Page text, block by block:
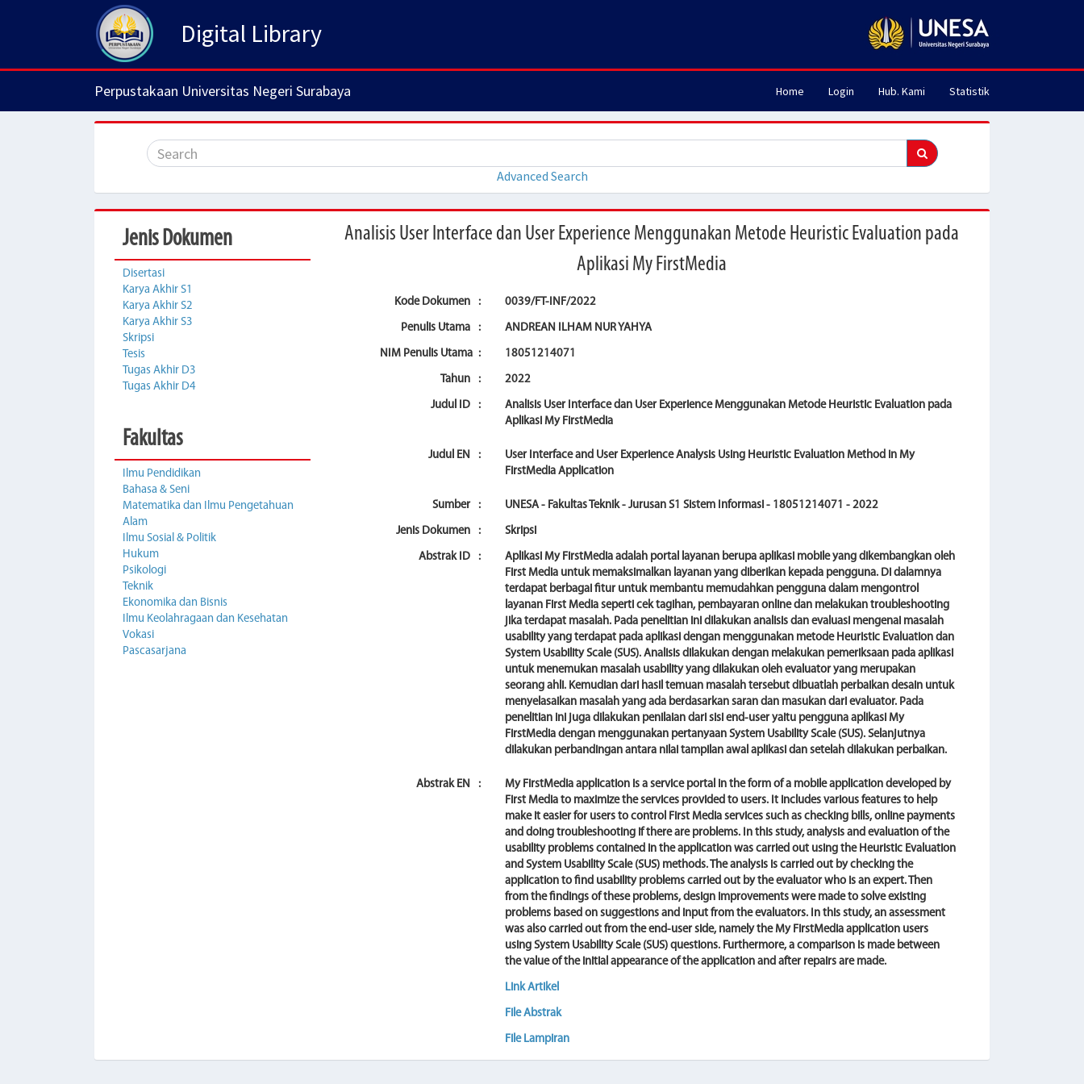
Digital Library
Perpustakaan Universitas Negeri Surabaya Home Login Hub. Kami Statistik
Advanced Search
Jenis Dokumen
Disertasi
Karya Akhir S1
Karya Akhir S2
Karya Akhir S3
Skripsi
Tesis
Tugas Akhir D3
Tugas Akhir D4
Fakultas
Ilmu Pendidikan
Bahasa & Seni
Matematika dan Ilmu Pengetahuan
Alam
Ilmu Sosial & Politik
Hukum
Psikologi
Teknik
Ekonomika dan Bisnis
Ilmu Keolahragaan dan Kesehatan
Vokasi
Pascasarjana
Analisis User Interface dan User Experience Menggunakan Metode Heuristic Evaluation pada
Aplikasi My FirstMedia
Kode Dokumen : 0039/FT-INF/2022
Penulis Utama : ANDREAN ILHAM NUR YAHYA
NIM Penulis Utama : 18051214071
Tahun : 2022
Judul ID :
Analisis User Interface dan User Experience Menggunakan Metode Heuristic Evaluation pada
Aplikasi My FirstMedia
Judul EN :
User Interface and User Experience Analysis Using Heuristic Evaluation Method in My
FirstMedia Application
Sumber : UNESA - Fakultas Teknik - Jurusan S1 Sistem Informasi - 18051214071 - 2022
Jenis Dokumen : Skripsi
Abstrak ID :
Aplikasi My FirstMedia adalah portal layanan berupa aplikasi mobile yang dikembangkan oleh
First Media untuk memaksimalkan layanan yang diberikan kepada pengguna. Di dalamnya
terdapat berbagai fitur untuk membantu memudahkan pengguna dalam mengontrol
layanan First Media seperti cek tagihan, pembayaran online dan melakukan troubleshooting
jika terdapat masalah. Pada penelitian ini dilakukan analisis dan evaluasi mengenai masalah
usability yang terdapat pada aplikasi dengan menggunakan metode Heuristic Evaluation dan
System Usability Scale (SUS). Analisis dilakukan dengan melakukan pemeriksaan pada aplikasi
untuk menemukan masalah usability yang dilakukan oleh evaluator yang merupakan
seorang ahli. Kemudian dari hasil temuan masalah tersebut dibuatlah perbaikan desain untuk
menyelasaikan masalah yang ada berdasarkan saran dan masukan dari evaluator. Pada
penelitian ini juga dilakukan penilaian dari sisi end-user yaitu pengguna aplikasi My
FirstMedia dengan menggunakan pertanyaan System Usability Scale (SUS). Selanjutnya
dilakukan perbandingan antara nilai tampilan awal aplikasi dan setelah dilakukan perbaikan.
Abstrak EN :
My FirstMedia application is a service portal in the form of a mobile application developed by
First Media to maximize the services provided to users. It includes various features to help
make it easier for users to control First Media services such as checking bills, online payments
and doing troubleshooting if there are problems. In this study, analysis and evaluation of the
usability problems contained in the application was carried out using the Heuristic Evaluation
and System Usability Scale (SUS) methods. The analysis is carried out by checking the
application to find usability problems carried out by the evaluator who is an expert. Then
from the findings of these problems, design improvements were made to solve existing
problems based on suggestions and input from the evaluators. In this study, an assessment
was also carried out from the end-user side, namely the My FirstMedia application users
using System Usability Scale (SUS) questions. Furthermore, a comparison is made between
the value of the initial appearance of the application and after repairs are made.
Link Artikel
File Abstrak
File Lampiran